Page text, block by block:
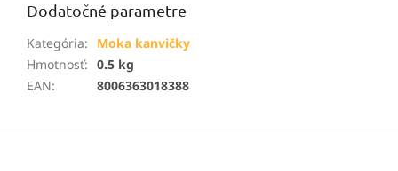
Dodatočné parametre
Kategória:
Moka kanvičky
Hmotnosť: 0.5 kg
EAN: 8006363018388
Z